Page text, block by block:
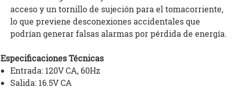
acceso y un tornillo de sujeción para el tomacorriente,
lo que previene desconexiones accidentales que
podrían generar falsas alarmas por pérdida de energía.
Especificaciones Técnicas
Entrada: 120V CA, 60Hz
Salida: 16.5V CA